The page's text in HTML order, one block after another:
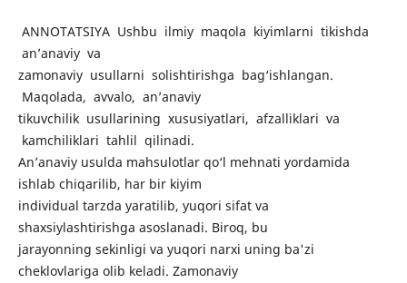
ANNOTATSIYA Ushbu ilmiy maqola kiyimlarni tikishda
an’anaviy va
zamonaviy usullarni solishtirishga bag‘ishlangan.
Maqolada, avvalo, an’anaviy
tikuvchilik usullarining xususiyatlari, afzalliklari va
kamchiliklari tahlil qilinadi.
An’anaviy usulda mahsulotlar qo‘l mehnati yordamida
ishlab chiqarilib, har bir kiyim
individual tarzda yaratilib, yuqori sifat va
shaxsiylashtirishga asoslanadi. Biroq, bu
jarayonning sekinligi va yuqori narxi uning ba'zi
cheklovlariga olib keladi. Zamonaviy